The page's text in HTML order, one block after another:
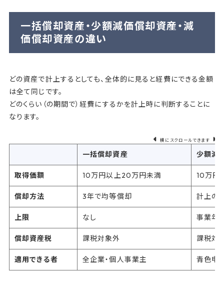
一括償却資産・少額減価償却資産・減
価償却資産の違い
どの資産で計上するとしても、全体的に見ると経費にできる金額
は全て同じです。
どのくらい（の期間で）経費にするかを計上時に判断することに
なります。
横にスクロールできます
一括償却資産 少額減
取得価額 10万円以上20万円未満 10万円
償却方法 3年で均等償却 計上の
上限 なし 事業年
償却資産税 課税対象外 課税対
適用できる者 全企業・個人事業主 青色申